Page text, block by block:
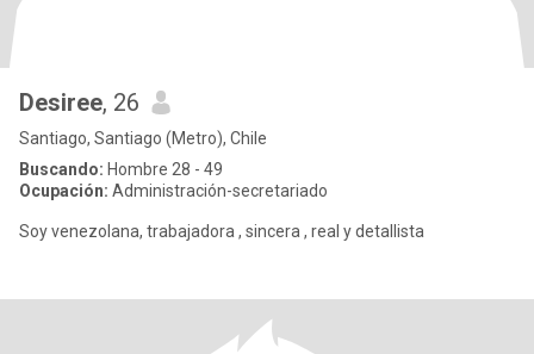
Desiree, 26
Santiago, Santiago (Metro), Chile
Buscando: Hombre 28 - 49
Ocupación: Administración-secretariado
Soy venezolana, trabajadora , sincera , real y detallista